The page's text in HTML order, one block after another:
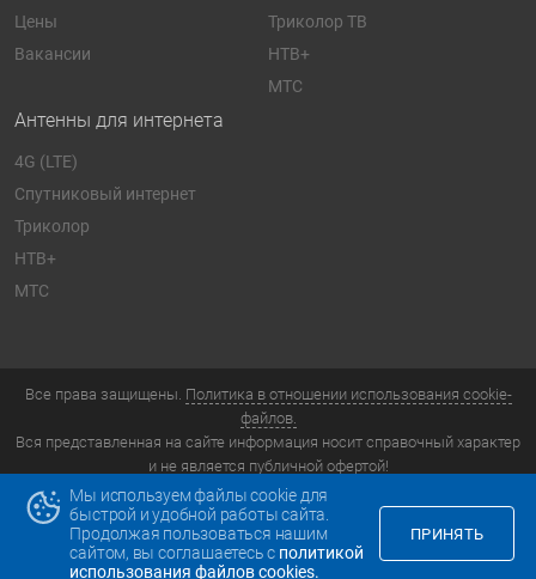
Цены
Вакансии
Триколор ТВ
НТВ+
МТС
Антенны для интернета
4G (LTE)
Спутниковый интернет
Триколор
НТВ+
МТС
Все права защищены. Политика в отношении использования cookie-
файлов.
Вся представленная на сайте информация носит справочный характер
и не является публичной офертой!
Компания «ТелеТочка» © 2026. Дзержинский, улица Ленина, 8
Телефон Email
Мы используем файлы cookie для
быстрой и удобной работы сайта.
Продолжая пользоваться нашим
сайтом, вы соглашаетесь с политикой
использования файлов cookies.
ПРИНЯТЬ